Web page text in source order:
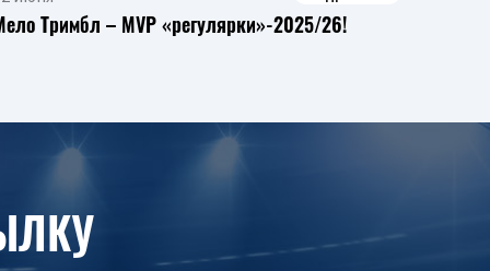
Тримбл – MVP «регулярки»-2025/26!